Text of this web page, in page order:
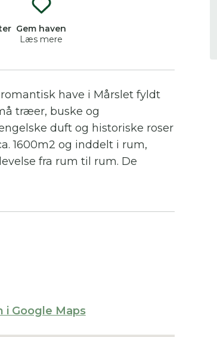
Gem haven
Læs mere
have i Mårslet fyldt
træer, buske og
duft og historiske roser
1600m2 og inddelt i rum,
fra rum til rum. De
høj med rosenhus i jern, the-
væksthus. Rundt i haven
hvor man kan sidde og
til egen have. På grunden
og der er ligeledes
i Google Maps